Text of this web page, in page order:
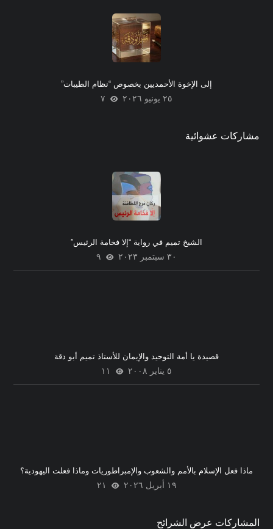
إلى الإخوة الأحمديين بخصوص “نظام الطيبات”
٢٥ يونيو ٢٠٢٦ ٧
مشاركات عشوائية
الشيخ تميم في رواية “إلا فخامة الرئيس”
٣٠ سبتمبر ٢٠٢٣ ٩
قصيدة يا أمة التوحيد والإيمان للأستاذ تميم أبو دقة
٥ يناير ٢٠٠٨ ١١
ماذا فعل الإسلام بالأمم والشعوب والإمبراطوريات وماذا فعلت اليهودية؟
١٩ أبريل ٢٠٢٦ ٢١
المشاركات عرض الشرائح